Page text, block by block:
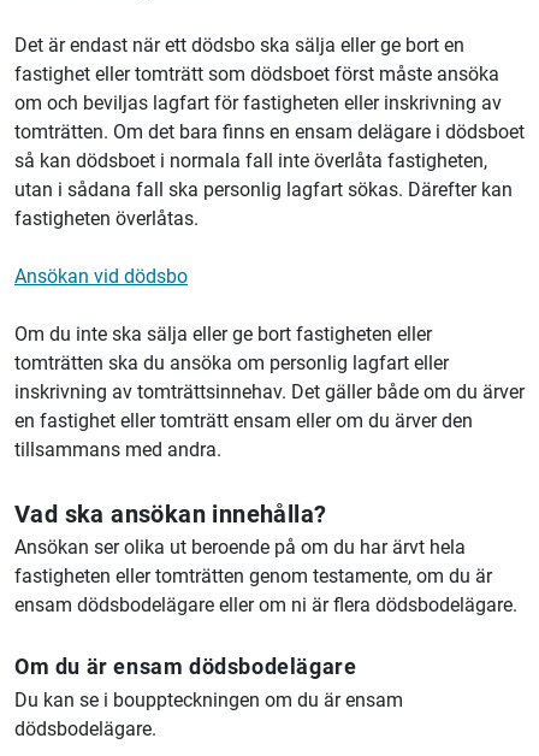
Det är endast när ett dödsbo ska sälja eller ge bort en
fastighet eller tomträtt som dödsboet först måste ansöka
om och beviljas lagfart för fastigheten eller inskrivning av
tomträtten. Om det bara finns en ensam delägare i dödsboet
så kan dödsboet i normala fall inte överlåta fastigheten,
utan i sådana fall ska personlig lagfart sökas. Därefter kan
fastigheten överlåtas.
Ansökan vid dödsbo
Om du inte ska sälja eller ge bort fastigheten eller
tomträtten ska du ansöka om personlig lagfart eller
inskrivning av tomträttsinnehav. Det gäller både om du ärver
en fastighet eller tomträtt ensam eller om du ärver den
tillsammans med andra.
Vad ska ansökan innehålla?
Ansökan ser olika ut beroende på om du har ärvt hela
fastigheten eller tomträtten genom testamente, om du är
ensam dödsbodelägare eller om ni är flera dödsbodelägare.
Om du är ensam dödsbodelägare
Du kan se i bouppteckningen om du är ensam
dödsbodelägare.